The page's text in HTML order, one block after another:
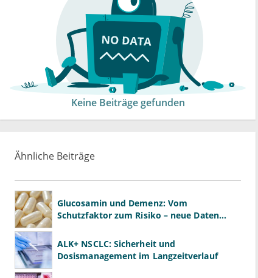
Keine Beiträge gefunden
Ähnliche Beiträge
Glucosamin und Demenz: Vom
Schutzfaktor zum Risiko – neue Daten
ALK+ NSCLC: Sicherheit und
Dosismanagement im Langzeitverlauf